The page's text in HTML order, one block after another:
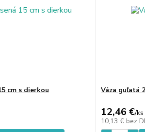
cm s dierkou
Váza guľatá
12,46 €/ks
10,13 € bez